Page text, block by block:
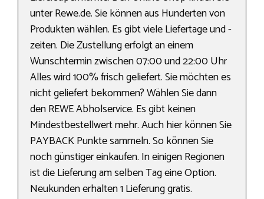
unter Rewe.de. Sie können aus Hunderten von
Produkten wählen. Es gibt viele Liefertage und -
zeiten. Die Zustellung erfolgt an einem
Wunschtermin zwischen 07:00 und 22:00 Uhr
Alles wird 100% frisch geliefert. Sie möchten es
nicht geliefert bekommen? Wählen Sie dann
den REWE Abholservice. Es gibt keinen
Mindestbestellwert mehr. Auch hier können Sie
PAYBACK Punkte sammeln. So können Sie
noch günstiger einkaufen. In einigen Regionen
ist die Lieferung am selben Tag eine Option.
Neukunden erhalten 1 Lieferung gratis.